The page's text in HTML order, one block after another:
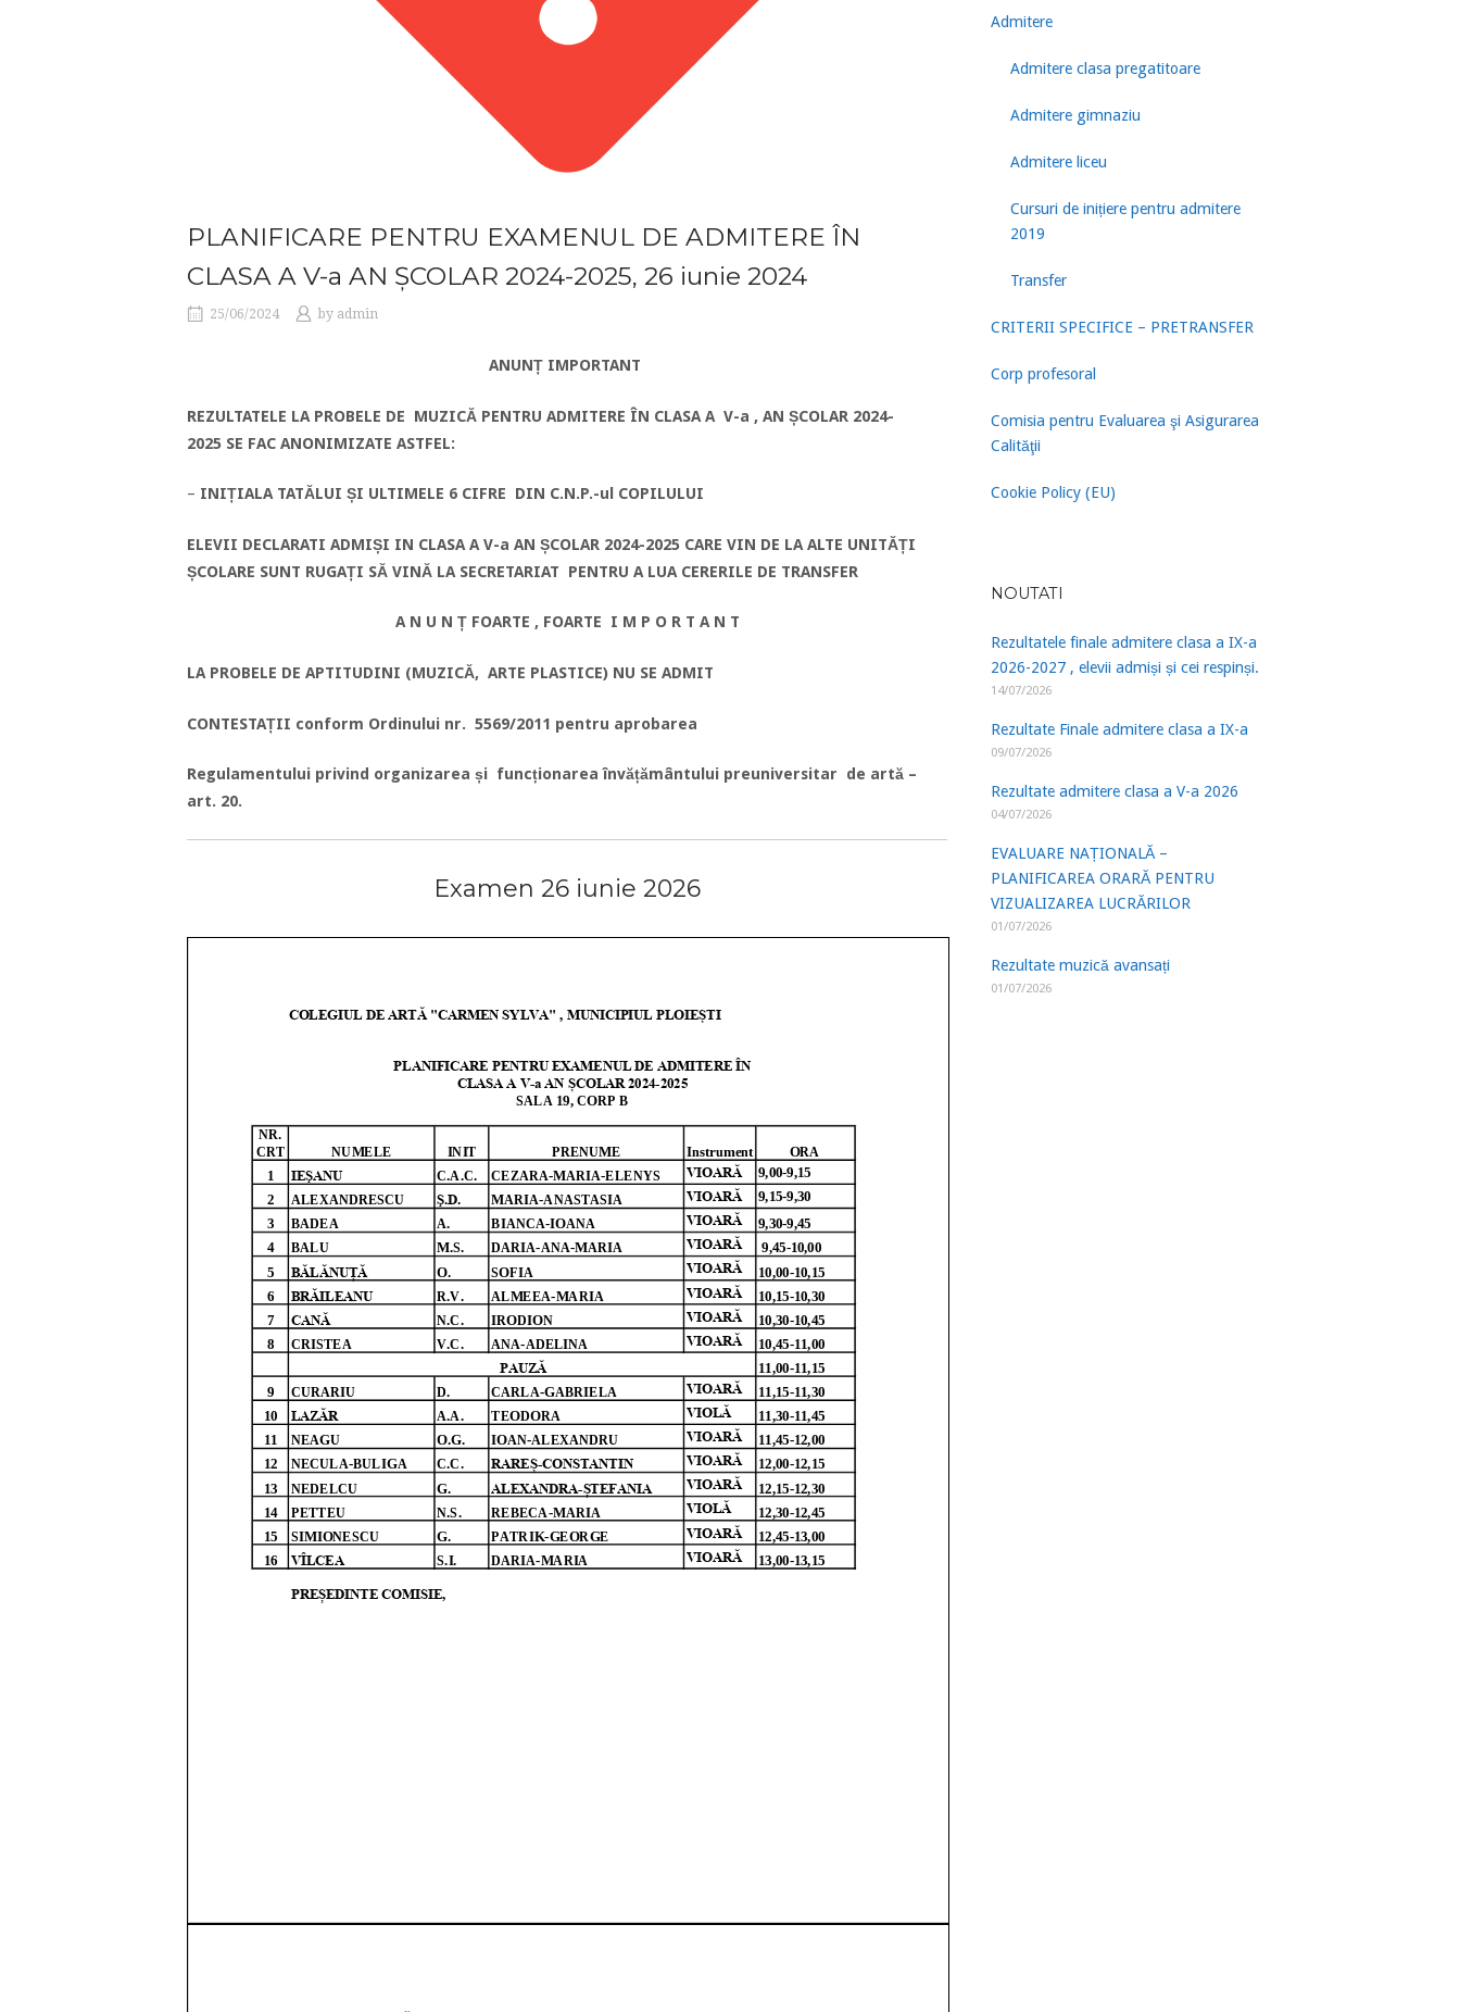
PLANIFICARE PENTRU EXAMENUL DE ADMITERE ÎN
CLASA A V-a AN ȘCOLAR 2024-2025, 26 iunie 2024
25/06/2024 by admin
ANUNȚ IMPORTANT
REZULTATELE LA PROBELE DE MUZICĂ PENTRU ADMITERE ÎN CLASA A V-a , AN ȘCOLAR 2024-
2025 SE FAC ANONIMIZATE ASTFEL:
– INIȚIALA TATĂLUI ȘI ULTIMELE 6 CIFRE DIN C.N.P.-ul COPILULUI
ELEVII DECLARATI ADMIȘI IN CLASA A V-a AN ȘCOLAR 2024-2025 CARE VIN DE LA ALTE UNITĂȚI
ȘCOLARE SUNT RUGAȚI SĂ VINĂ LA SECRETARIAT PENTRU A LUA CERERILE DE TRANSFER
A N U N Ț FOARTE , FOARTE I M P O R T A N T
LA PROBELE DE APTITUDINI (MUZICĂ, ARTE PLASTICE) NU SE ADMIT
CONTESTAȚII conform Ordinului nr. 5569/2011 pentru aprobarea
Regulamentului privind organizarea și funcționarea învățământului preuniversitar de artă –
art. 20.
Examen 26 iunie 2026
Admitere
Admitere clasa pregatitoare
Admitere gimnaziu
Admitere liceu
Cursuri de inițiere pentru admitere
2019
Transfer
CRITERII SPECIFICE – PRETRANSFER
Corp profesoral
Comisia pentru Evaluarea şi Asigurarea
Calităţii
Cookie Policy (EU)
NOUTATI
Rezultatele finale admitere clasa a IX-a
2026-2027 , elevii admiși și cei respinși.
14/07/2026
Rezultate Finale admitere clasa a IX-a
09/07/2026
Rezultate admitere clasa a V-a 2026
04/07/2026
EVALUARE NAȚIONALĂ –
PLANIFICAREA ORARĂ PENTRU
VIZUALIZAREA LUCRĂRILOR
01/07/2026
Rezultate muzică avansați
01/07/2026